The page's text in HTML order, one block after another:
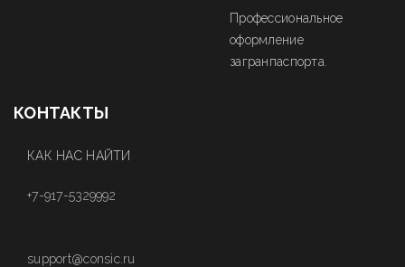
Профессиональное
оформление
загранпаспорта.
КОНТАКТЫ
КАК НАС НАЙТИ
+7-917-5329992
support@consic.ru